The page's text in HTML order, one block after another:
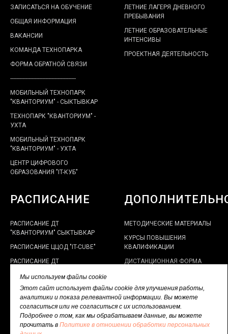
ЗАПИСАТЬСЯ НА ОБУЧЕНИЕ
ОБЩАЯ ИНФОРМАЦИЯ
ВАКАНСИИ
КОМАНДА ТЕХНОПАРКА
ФОРМА ОБРАТНОЙ СВЯЗИ
-------------------------------------------
МОБИЛЬНЫЙ ТЕХНОПАРК
"КВАНТОРИУМ" - СЫКТЫВКАР
ТЕХНОПАРК "КВАНТОРИУМ" -
УХТА
МОБИЛЬНЫЙ ТЕХНОПАРК
"КВАНТОРИУМ" - УХТА
ЦЕНТР ЦИФРОВОГО
ОБРАЗОВАНИЯ "IT-КУБ"
ЛЕТНИЕ ЛАГЕРЯ ДНЕВНОГО
ПРЕБЫВАНИЯ
ЛЕТНИЕ ОБРАЗОВАТЕЛЬНЫЕ
ИНТЕНСИВЫ
ПРОЕКТНАЯ ДЕЯТЕЛЬНОСТЬ
РАСПИСАНИЕ
РАСПИСАНИЕ ДТ
"КВАНТОРИУМ" СЫКТЫВКАР
РАСПИСАНИЕ ЦЦОД "IT-CUBE"
РАСПИСАНИЕ ДТ
МЕТОДИЧЕСКИЕ МАТЕРИАЛЫ
КУРСЫ ПОВЫШЕНИЯ
КВАЛИФИКАЦИИ
ДИСТАНЦИОННАЯ ФОРМА
ЭЛЕКТРОННЫЙ КАБИНЕТ
НАСТАВНИКА
ПОЛИТИКА В ОТНОШЕНИИ
ОБРАБОТКИ ПЕРСОНАЛЬНЫХ
ДАННЫХ
Мы используем файлы cookie
Этот сайт использует файлы cookie для улучшения работы,
аналитики и показа релевантной информации. Вы можете
согласиться или не согласиться с их использованием.
Подробнее о том, как мы обрабатываем данные, вы можете
прочитать в Политике в отношении обработки персональных